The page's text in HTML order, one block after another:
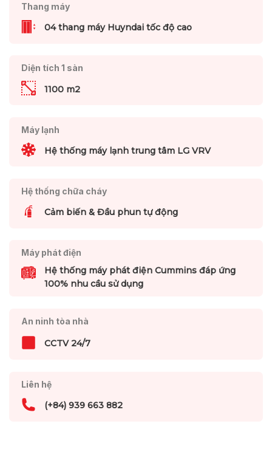
Thang máy
04 thang máy Huyndai tốc độ cao
Diện tích 1 sàn
1100 m2
Máy lạnh
Hệ thống máy lạnh trung tâm LG VRV
Hệ thống chữa cháy
Cảm biến & Đầu phun tự động
Máy phát điện
Hệ thống máy phát điện Cummins đáp ứng
100% nhu cầu sử dụng
An ninh tòa nhà
CCTV 24/7
Liên hệ
(+84) 939 663 882